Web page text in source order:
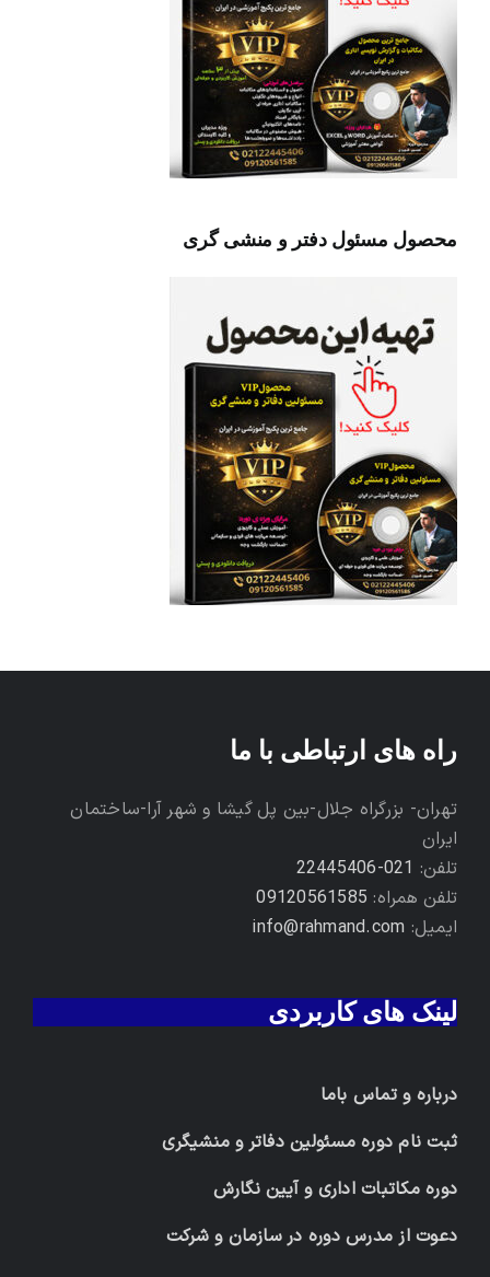
محصول مسئول دفتر و منشی گری
راه های ارتباطی با ما
تهران- بزرگراه جلال-بین پل گیشا و شهر آرا-ساختمان
ایران
تلفن: 021-22445406
تلفن همراه: 09120561585
ایمیل: info@rahmand.com
لینک های کاربردی
درباره و تماس باما
ثبت نام دوره مسئولین دفاتر و منشیگری
دوره مکاتبات اداری و آیین نگارش
دعوت از مدرس دوره در سازمان و شرکت